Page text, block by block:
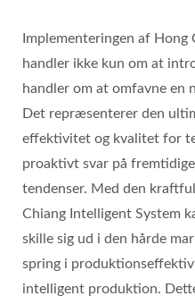
Implementeringen af Hong
handler ikke kun om at
handler om at omfavne
Det repræsenterer den
effektivitet og kvalitet for
proaktivt svar på
tendenser. Med den
Chiang Intelligent System
skille sig ud i den hårde
spring i
intelligent produktion.